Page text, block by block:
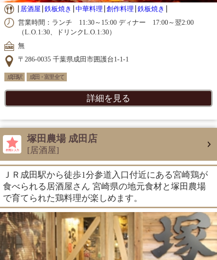
居酒屋 鉄板焼き 中華料理 創作料理 鉄板焼き
営業時間：ランチ 11:30～15:00 ディナー 17:00～翌2:00
（L.O.1:30、ドリンクL.O.1:30）
無
〒286-0035 千葉県成田市囲護台1-1-1
成田駅 成田・富里 全て
詳細を見る
塚田農場 成田店
[居酒屋]
ＪＲ成田駅から徒歩1分参道入口付近にある宮崎鶏が
食べられる居酒屋さん 宮崎県の地元食材と塚田農場
で育てられた鶏料理が楽しめます。